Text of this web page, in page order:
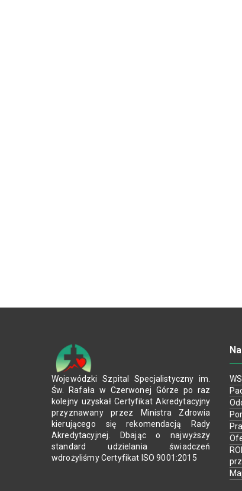
Wojewódzki Szpital Specjalistyczny im.
Św. Rafała w Czerwonej Górze po raz
kolejny uzyskał Certyfikat Akredytacyjny
przyznawany przez Ministra Zdrowia
kierującego się rekomendacją Rady
Akredytacyjnej. Dbając o najwyższy
standard udzielania świadczeń
wdrożyliśmy Certyfikat ISO 9001:2015